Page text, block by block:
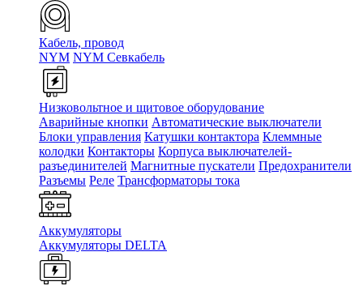
Кабель, провод
NYM NYM Севкабель
Низковольтное и щитовое оборудование
Аварийные кнопки Автоматические выключатели
Блоки управления Катушки контактора Клеммные
колодки Контакторы Корпуса выключателей-
разъединителей Магнитные пускатели Предохранители
Разъемы Реле Трансформаторы тока
Аккумуляторы
Аккумуляторы DELTA